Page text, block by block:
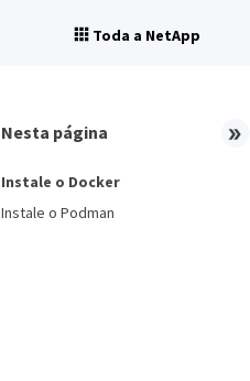
Toda a NetApp
Nesta página
Instale o Docker
Instale o Podman